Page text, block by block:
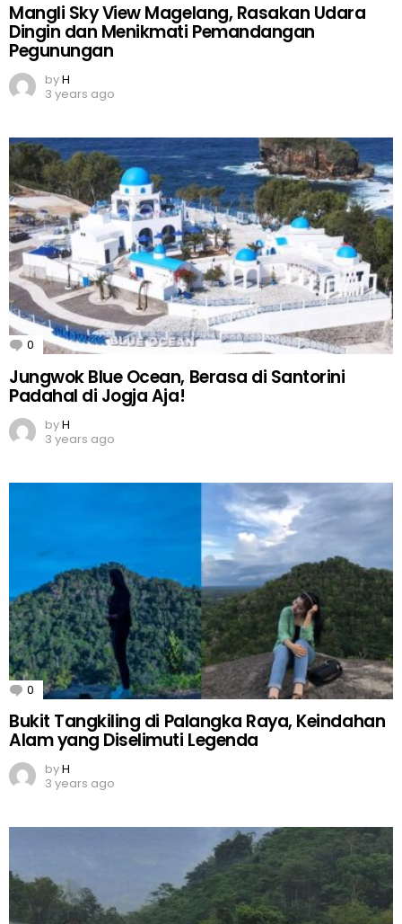
Mangli Sky View Magelang, Rasakan Udara
Dingin dan Menikmati Pemandangan
Pegunungan
byH
3 years ago
0 Comments
Jungwok Blue Ocean, Berasa di Santorini
Padahal di Jogja Aja!
byH
3 years ago
0 Comments
Bukit Tangkiling di Palangka Raya, Keindahan
Alam yang Diselimuti Legenda
byH
3 years ago